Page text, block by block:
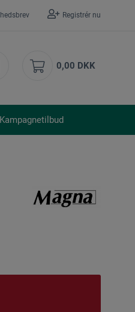
Registrér nu
0,00 DKK
Kampagnetilbud